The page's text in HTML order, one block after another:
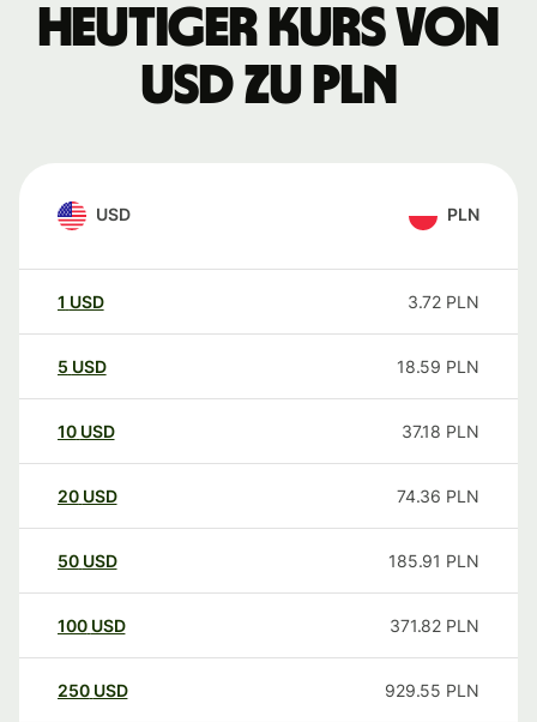
Heutiger Kurs von
USD zu PLN
USD PLN
1 USD 3.72 PLN
5 USD 18.59 PLN
10 USD 37.18 PLN
20 USD 74.36 PLN
50 USD 185.91 PLN
100 USD 371.82 PLN
250 USD 929.55 PLN